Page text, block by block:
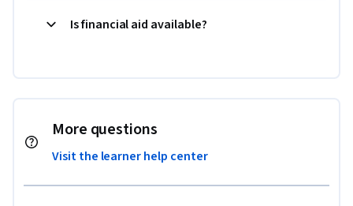
Is financial aid available?
More questions
Visit the learner help center